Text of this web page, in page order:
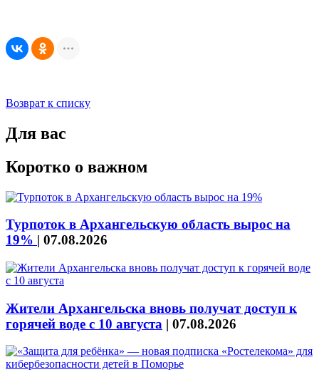
Возврат к списку
Для вас
Коротко о важном
Турпоток в Архангельскую область вырос на
19% | 07.08.2026
Жители Архангельска вновь получат доступ к
горячей воде с 10 августа | 07.08.2026